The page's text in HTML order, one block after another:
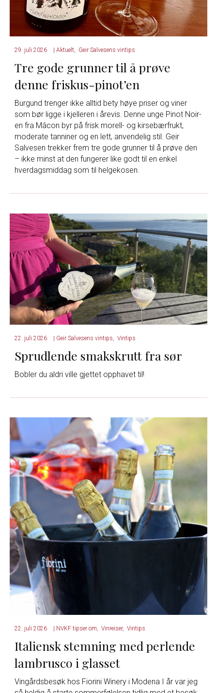
29. juli 2026 Aktuelt, Geir Salvesens vintips
Tre gode grunner til å prøve
denne friskus-pinot’en
Burgund trenger ikke alltid bety høye priser og viner
som bør ligge i kjelleren i årevis. Denne unge Pinot Noir-
en fra Mâcon byr på frisk morell- og kirsebærfrukt,
moderate tanniner og en lett, anvendelig stil. Geir
Salvesen trekker frem tre gode grunner til å prøve den
– ikke minst at den fungerer like godt til en enkel
hverdagsmiddag som til helgekosen.
22. juli 2026 Geir Salvesens vintips, Vintips
Sprudlende smakskrutt fra sør
Bobler du aldri ville gjettet opphavet til!
22. juli 2026 NVKF tipser om, Vinreiser, Vintips
Italiensk stemning med perlende
lambrusco i glasset
Vingårdsbesøk hos Fiorini Winery i Modena I år var jeg